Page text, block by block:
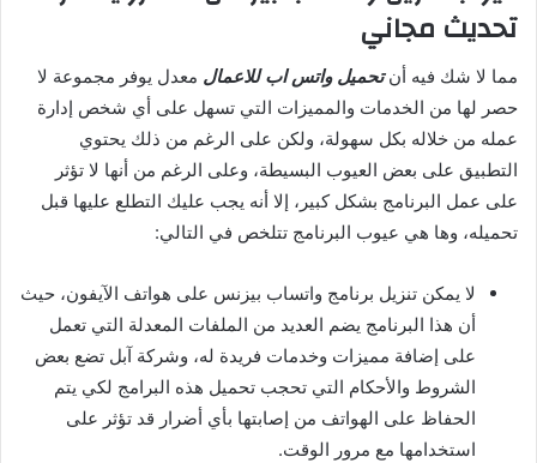
تحديث مجاني
مما لا شك فيه أنتحميل واتس اب للاعمال معدل يوفر مجموعة لا
حصر لها من الخدمات والمميزات التي تسهل على أي شخص إدارة
عمله من خلاله بكل سهولة، ولكن على الرغم من ذلك يحتوي
التطبيق على بعض العيوب البسيطة، وعلى الرغم من أنها لا تؤثر
على عمل البرنامج بشكل كبير، إلا أنه يجب عليك التطلع عليها قبل
تحميله، وها هي عيوب البرنامج تتلخص في التالي:
لا يمكن تنزيل برنامج واتساب بيزنس على هواتف الآيفون، حيث
أن هذا البرنامج يضم العديد من الملفات المعدلة التي تعمل
على إضافة مميزات وخدمات فريدة له، وشركة آبل تضع بعض
الشروط والأحكام التي تحجب تحميل هذه البرامج لكي يتم
الحفاظ على الهواتف من إصابتها بأي أضرار قد تؤثر على
استخدامها مع مرور الوقت.